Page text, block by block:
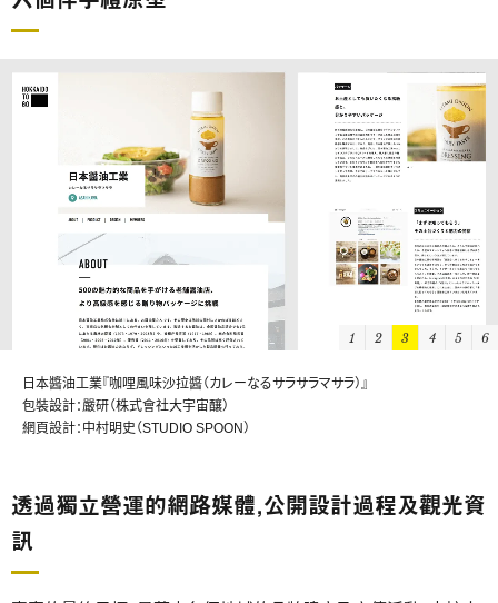
SASAKI工藝（ササキ工芸）『名片盒包裝』
包裝設計：靜電場朔
網頁設計：中村明史（STUDIO SPOON）
1 2 3 4 5 6
透過獨立營運的網路媒體，公開設計過程及觀光資
訊